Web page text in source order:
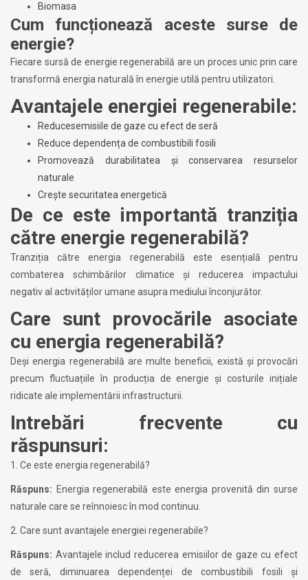
Biomasa
Cum funcționează aceste surse de
energie?
Fiecare sursă de energie regenerabilă are un proces unic prin care
transformă energia naturală în energie utilă pentru utilizatori.
Avantajele energiei regenerabile:
Reducesemisiile de gaze cu efect de seră
Reduce dependența de combustibili fosili
Promovează durabilitatea și conservarea resurselor
naturale
Crește securitatea energetică
De ce este importantă tranziția
către energie regenerabilă?
Tranziția către energia regenerabilă este esențială pentru
combaterea schimbărilor climatice și reducerea impactului
negativ al activităților umane asupra mediului înconjurător.
Care sunt provocările asociate
cu energia regenerabilă?
Deși energia regenerabilă are multe beneficii, există și provocări
precum fluctuațiile în producția de energie și costurile inițiale
ridicate ale implementării infrastructurii.
Intrebări frecvente cu
răspunsuri:
1. Ce este energia regenerabilă?
Răspuns: Energia regenerabilă este energia provenită din surse
naturale care se reînnoiesc în mod continuu.
2. Care sunt avantajele energiei regenerabile?
Răspuns: Avantajele includ reducerea emisiilor de gaze cu efect
de seră, diminuarea dependenței de combustibili fosili și